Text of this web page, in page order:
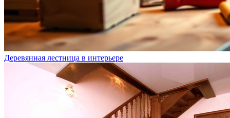
Деревянная лестница в интерьере